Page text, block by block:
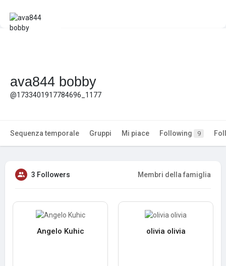
ava844 bobby
@1733401917784696_1177
Sequenza temporale Gruppi Mi piace Following 9
3 Followers Membri della famiglia
Angelo Kuhic olivia olivia